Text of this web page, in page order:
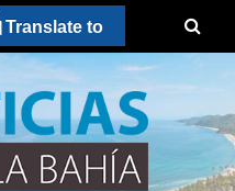
Translate to